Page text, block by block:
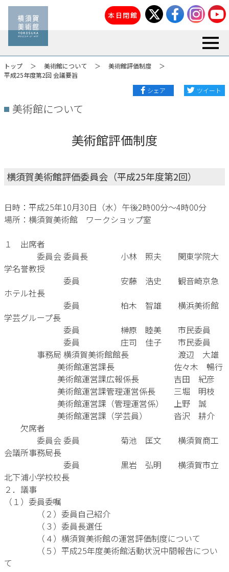
本日閉館
トップ 美術館について
美術館評価制度
平成25年度第2回 会議要旨
シェア
ツイート
美術館について
美術館評価制度
横須賀美術館評価委員会（平成25年度第2回）
日時：平成25年10月30日（水）午後2時00分～4時00分
場所：横須賀美術館 ワークショップ室
１ 出席者
委員会 委員長 小林 照夫 関東学院大
学名誉教授
委員 安藤 浩史 観音崎京急
ホテル社長
委員 柏木 智雄 横浜美術館
学芸グループ長
委員 榊原 睦美 市民委員
委員 庄司 佳子 市民委員
事務局 横須賀美術館館長 渡辺 大雄
美術館運営課長 佐々木 暢行
美術館運営課広報係長 吉田 紀彦
美術館運営課管理運営係長 三堀 明枝
美術館運営課（管理運営係） 上野 誠
美術館運営課（学芸員） 沓沢 耕介
欠席者
委員会 委員 菊池 匡文 横須賀商工
会議所事務局長
委員 黒岩 弘明 横須賀市立
北下浦小学校校長
２．議事
（１）委員委嘱
（２）委員自己紹介
（３）委員長選任
（４）横須賀美術館の運営評価制度について
（５）平成25年度美術館活動状況中間報告につい
て